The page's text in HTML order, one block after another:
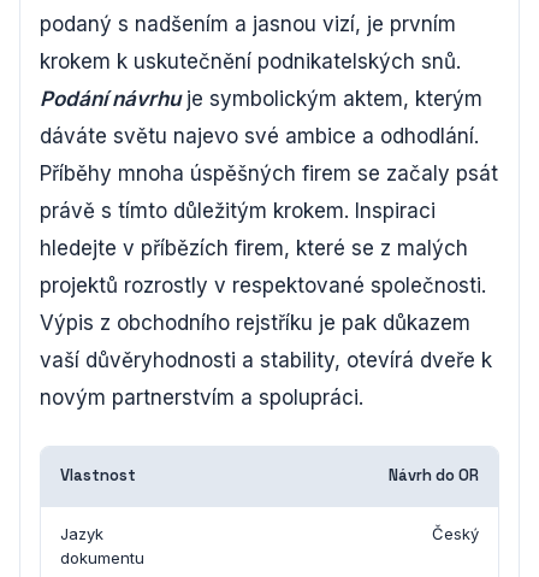
podaný s nadšením a jasnou vizí, je prvním
krokem k uskutečnění podnikatelských snů.
Podání návrhuje symbolickým aktem, kterým
dáváte světu najevo své ambice a odhodlání.
Příběhy mnoha úspěšných firem se začaly psát
právě s tímto důležitým krokem. Inspiraci
hledejte v příbězích firem, které se z malých
projektů rozrostly v respektované společnosti.
Výpis z obchodního rejstříku je pak důkazem
vaší důvěryhodnosti a stability, otevírá dveře k
novým partnerstvím a spolupráci.
Vlastnost Návrh do OR
Jazyk
dokumentu
Český